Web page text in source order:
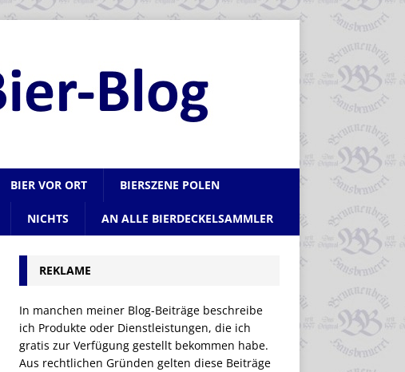
BIER VOR ORT BIERSZENE POLEN
NICHTS AN ALLE BIERDECKELSAMMLER
REKLAME
In manchen meiner Blog-Beiträge beschreibe
ich Produkte oder Dienstleistungen, die ich
gratis zur Verfügung gestellt bekommen habe.
Aus rechtlichen Gründen gelten diese Beiträge